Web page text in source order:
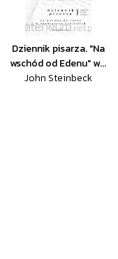
Dziennik pisarza. "Na
wschód od Edenu" w...
John Steinbeck